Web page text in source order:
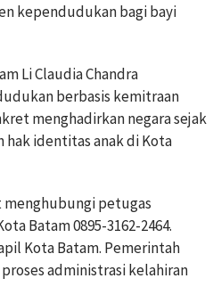
kependudukan bagi bayi
Li Claudia Chandra
berbasis kemitraan
menghadirkan negara sejak
identitas anak di Kota
petugas
Batam 0895-3162-2464.
Kota Batam. Pemerintah
administrasi kelahiran